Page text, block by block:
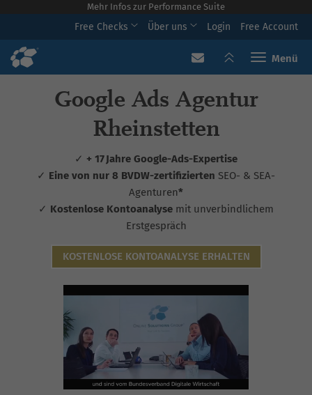
Mehr Infos zur Performance Suite
Free Checks Über uns Login Free Account
Toggle
Google Ads Agentur
Rheinstetten
✓ + 17 Jahre Google-Ads-Expertise
✓ Eine von nur 8 BVDW-zertifizierten SEO- & SEA-
Agenturen*
✓ Kostenlose Kontoanalyse mit unverbindlichem
Erstgespräch
KOSTENLOSE KONTOANALYSE ERHALTEN